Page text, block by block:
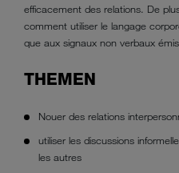
efficacement des relations. De
comment utiliser le langage
que aux signaux non verbaux
THEMEN
Nouer des relations
utiliser les discussions
les autres